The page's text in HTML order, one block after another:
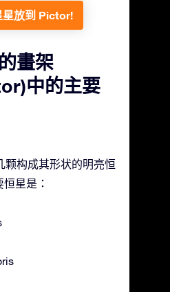
星放到 Pictor!
畫架
中的主要
颗构成其形状的明亮恒
星是：